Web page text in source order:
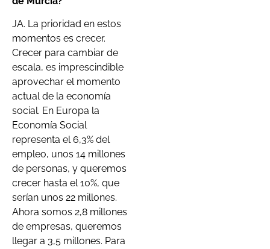
JA. La prioridad en estos
momentos es crecer.
Crecer para cambiar de
escala, es imprescindible
aprovechar el momento
actual de la economía
social. En Europa la
Economía Social
representa el 6,3% del
empleo, unos 14 millones
de personas, y queremos
crecer hasta el 10%, que
serían unos 22 millones.
Ahora somos 2,8 millones
de empresas, queremos
llegar a 3,5 millones. Para